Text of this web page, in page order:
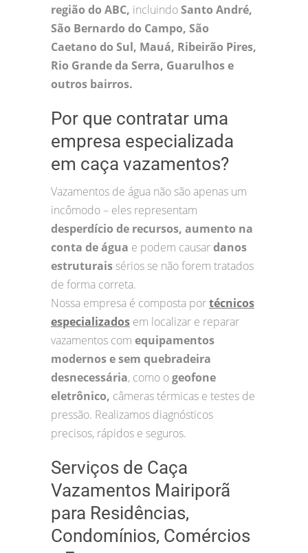
região do ABC, incluindoSanto André,
São Bernardo do Campo, São
Caetano do Sul, Mauá, Ribeirão Pires,
Rio Grande da Serra, Guarulhos e
outros bairros.
Por que contratar uma
empresa especializada
em caça vazamentos?
Vazamentos de água não são apenas um
incômodo – eles representam
desperdício de recursos, aumento na
conta de água e podem causardanos
estruturais sérios se não forem tratados
de forma correta.
Nossa empresa é composta portécnicos
especializados em localizar e reparar
vazamentos com equipamentos
modernos e sem quebradeira
desnecessária, como ogeofone
eletrônico, câmeras térmicas e testes de
pressão. Realizamos diagnósticos
precisos, rápidos e seguros.
Serviços de Caça
Vazamentos Mairiporã
para Residências,
Condomínios, Comércios